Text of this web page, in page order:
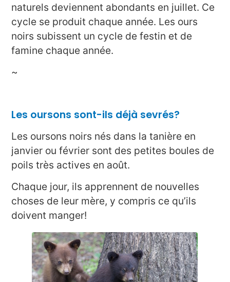
naturels deviennent abondants en juillet. Ce
cycle se produit chaque année. Les ours
noirs subissent un cycle de festin et de
famine chaque année.
~
Les oursons sont-ils déjà sevrés?
Les oursons noirs nés dans la tanière en
janvier ou février sont des petites boules de
poils très actives en août.
Chaque jour, ils apprennent de nouvelles
choses de leur mère, y compris ce qu’ils
doivent manger!